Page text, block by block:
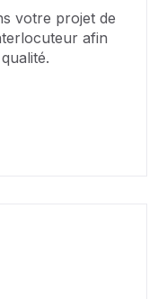
votre projet de
afin